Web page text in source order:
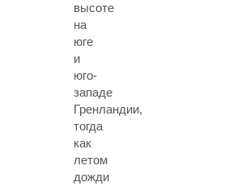
высоте
на
юге
и
юго-
западе
Гренландии,
тогда
как
летом
дожди